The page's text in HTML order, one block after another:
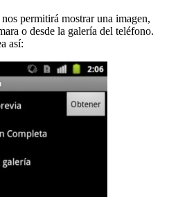
permitirá mostrar una imagen,
o desde la galería del teléfono.
así: